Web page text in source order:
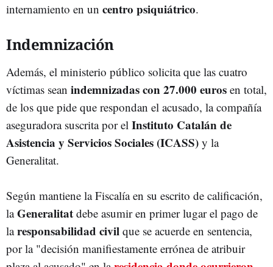
internamiento en un centro psiquiátrico.
Indemnización
Además, el ministerio público solicita que las cuatro
víctimas sean indemnizadas con 27.000 euros en total,
de los que pide que respondan el acusado, la compañía
aseguradora suscrita por el Instituto Catalán de
Asistencia y Servicios Sociales (ICASS) y la
Generalitat.
Según mantiene la Fiscalía en su escrito de calificación,
laGeneralitat debe asumir en primer lugar el pago de
laresponsabilidad civil que se acuerde en sentencia,
por la "decisión manifiestamente errónea de atribuir